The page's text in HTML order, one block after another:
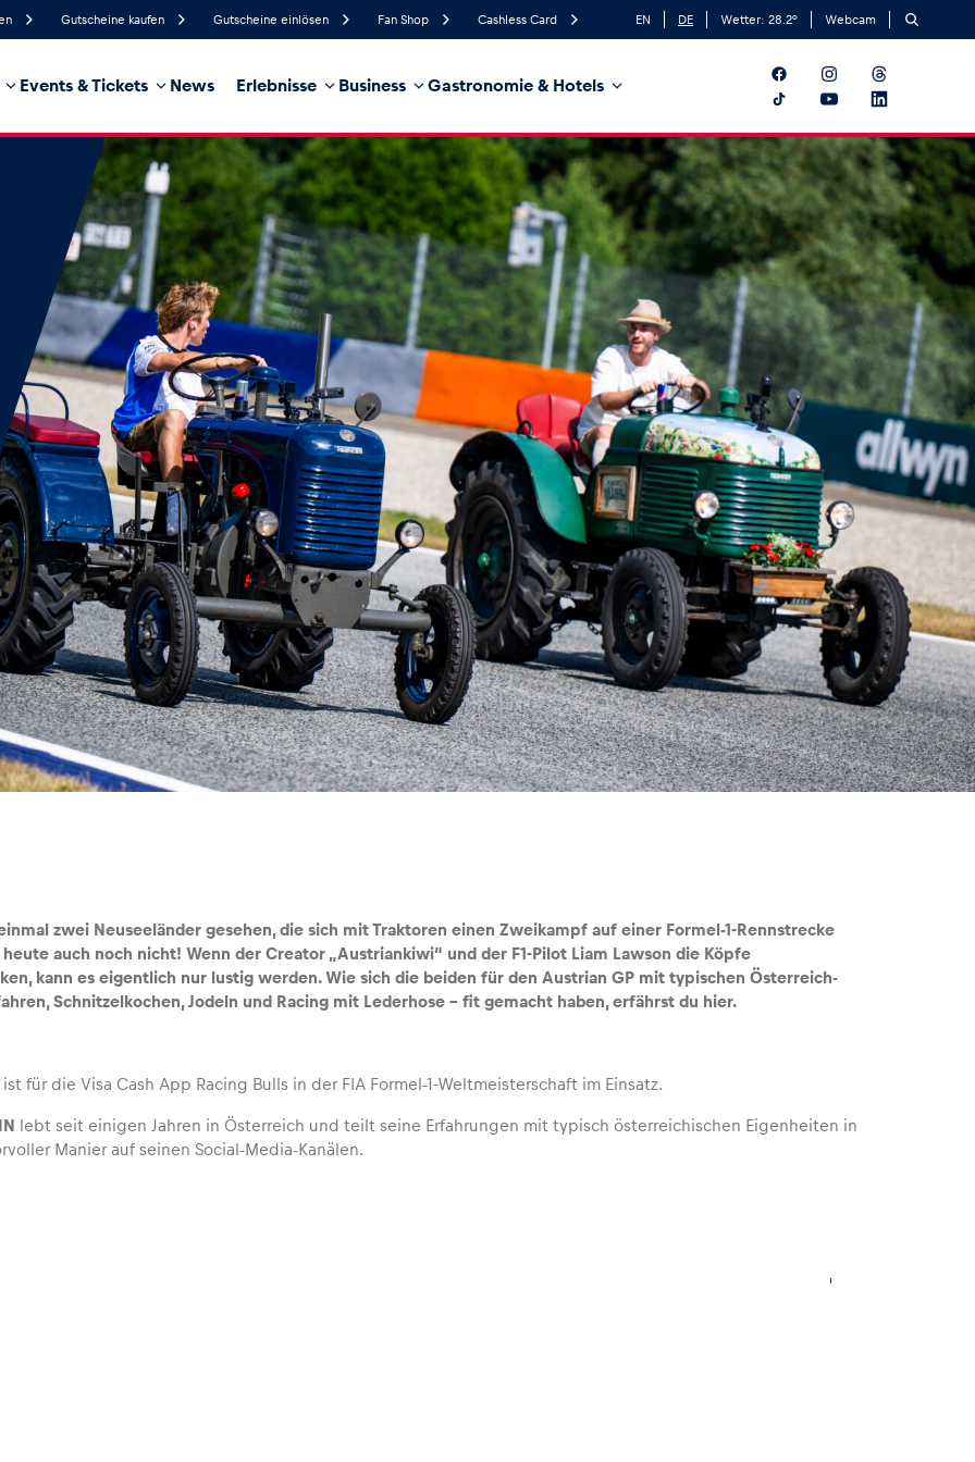
Gutscheine kaufen Gutscheine einlösen Fan Shop Cashless Card EN DE Wetter: 28.2° Webcam
Events & Tickets News Erlebnisse Business Gastronomie & Hotels
Regenwahrscheinlichkeit
Nordost
Windrichtung
Business Glossar
zwei Neuseeländer gesehen, die sich mit Traktoren einen Zweikampf auf einer Formel-1-Rennstrecke
auch noch nicht! Wenn der Creator „Austriankiwi“ und der F1-Pilot Liam Lawson die Köpfe
kann es eigentlich nur lustig werden. Wie sich die beiden für den Austrian GP mit typischen Österreich-
Schnitzelkochen, Jodeln und Racing mit Lederhose – fit gemacht haben, erfährst du hier.
ist für die Visa Cash App Racing Bulls in der FIA Formel-1-Weltmeisterschaft im Einsatz.
lebt seit einigen Jahren in Österreich und teilt seine Erfahrungen mit typisch österreichischen Eigenheiten in
Manier auf seinen Social-Media-Kanälen.